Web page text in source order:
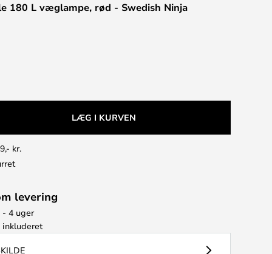
180 L væglampe, rød - Swedish Ninja
LÆG I KURVEN
kr.
levering
- 4 uger
inkluderet